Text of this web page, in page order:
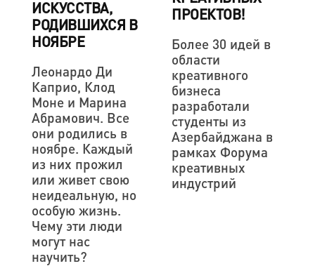
ИСКУССТВА,
РОДИВШИХСЯ В
НОЯБРЕ
Леонардо Ди
Каприо, Клод
Моне и Марина
Абрамович. Все
они родились в
ноябре. Каждый
из них прожил
или живет свою
неидеальную, но
особую жизнь.
Чему эти люди
могут нас
научить?
ПРОЕКТОВ!
Более 30 идей в
области
креативного
бизнеса
разработали
студенты из
Азербайджана в
рамках Форума
креативных
индустрий